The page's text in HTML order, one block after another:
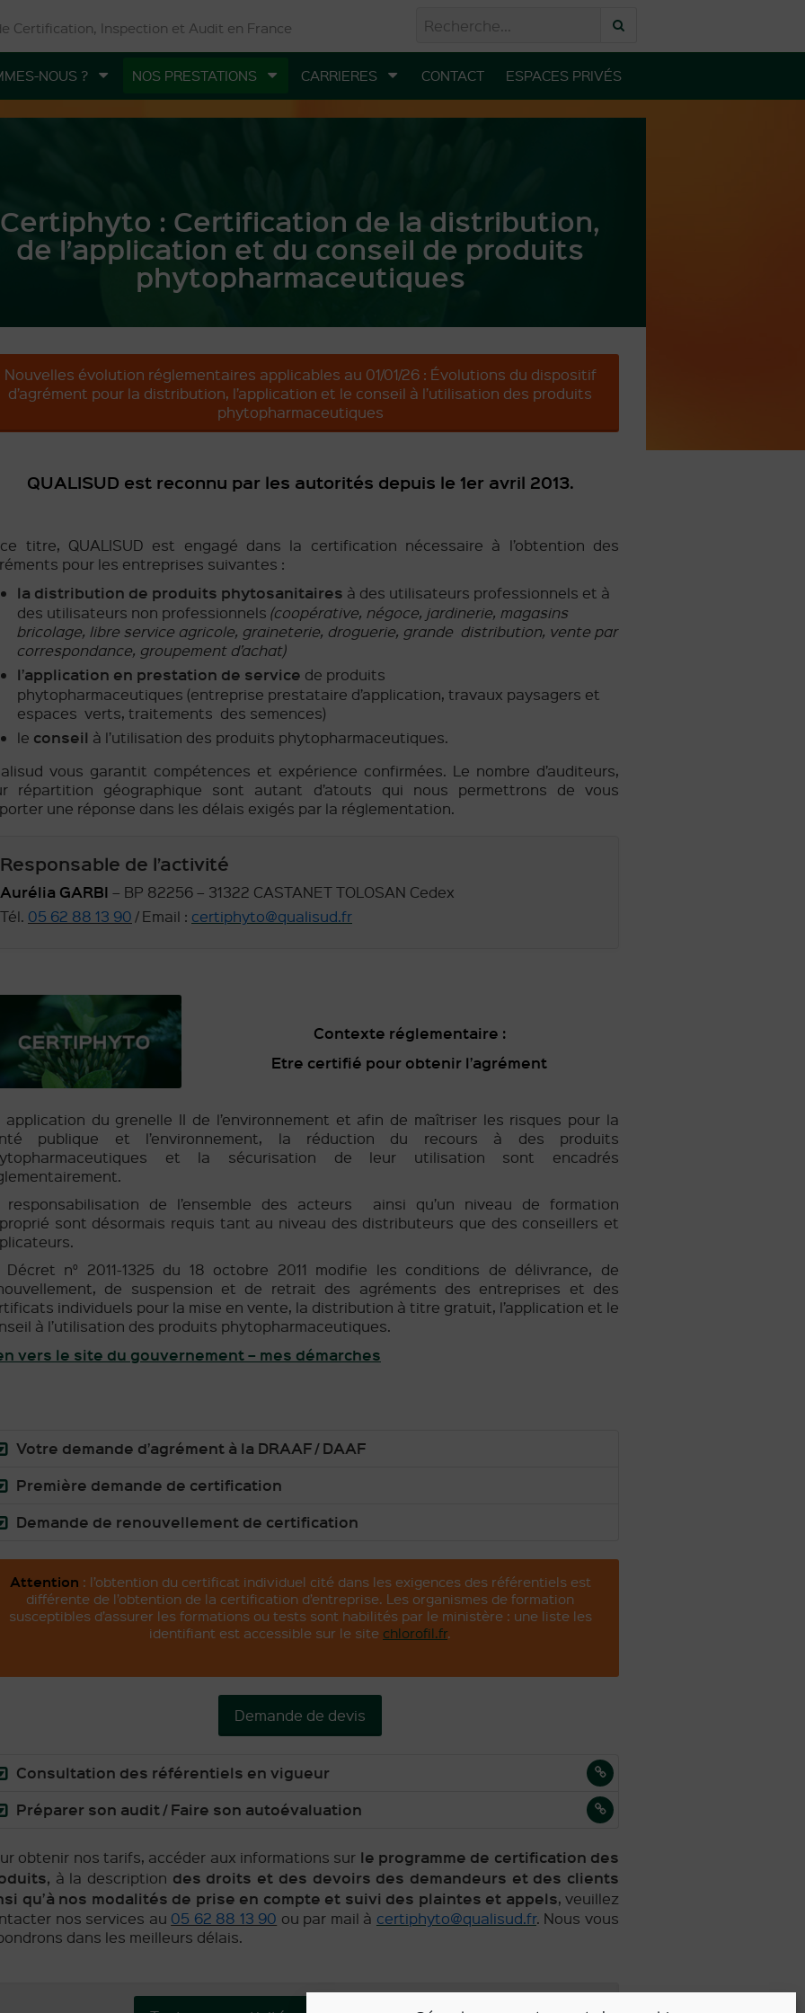
Certification, Inspection et Audit en France
NOUS ? NOS PRESTATIONS CARRIERES CONTACT ESPACES PRIVÉS
Certiphyto : Certification de la distribution,
de l’application et du conseil de produits
phytopharmaceutiques
Nouvelles évolution réglementaires applicables au 01/01/26 : Évolutions du dispositif
d’agrément pour la distribution, l’application et le conseil à l’utilisation des produits
phytopharmaceutiques
QUALISUD est reconnu par les autorités depuis le 1er avril 2013.
titre, QUALISUD est engagé dans la certification nécessaire à l’obtention des
pour les entreprises suivantes :
la distribution de produits phytosanitaires à des utilisateurs professionnels et à
des utilisateurs non professionnels (coopérative, négoce, jardinerie, magasins
bricolage, libre service agricole, graineterie, droguerie, grande distribution, vente par
correspondance, groupement d’achat)
l’application en prestation de service de produits
phytopharmaceutiques (entreprise prestataire d’application, travaux paysagers et
espaces verts, traitements des semences)
le conseil à l’utilisation des produits phytopharmaceutiques.
vous garantit compétences et expérience confirmées. Le nombre d’auditeurs,
répartition géographique sont autant d’atouts qui nous permettrons de vous
une réponse dans les délais exigés par la réglementation.
Responsable de l’activité
Aurélia GARBI – BP 82256 – 31322 CASTANET TOLOSAN Cedex
Tél. 05 62 88 13 90 / Email : certiphyto@qualisud.fr
Contexte réglementaire :
Etre certifié pour obtenir l’agrément
application du grenelle II de l’environnement et afin de maîtriser les risques pour la
publique et l’environnement, la réduction du recours à des produits
et la sécurisation de leur utilisation sont encadrés
responsabilisation de l’ensemble des acteurs ainsi qu’un niveau de formation
sont désormais requis tant au niveau des distributeurs que des conseillers et
Décret n° 2011-1325 du 18 octobre 2011 modifie les conditions de délivrance, de
de suspension et de retrait des agréments des entreprises et des
individuels pour la mise en vente, la distribution à titre gratuit, l’application et le
à l’utilisation des produits phytopharmaceutiques.
vers le site du gouvernement – mes démarches
Votre demande d’agrément à la DRAAF / DAAF
Première demande de certification
Demande de renouvellement de certification
Attention : l’obtention du certificat individuel cité dans les exigences des référentiels est
différente de l’obtention de la certification d’entreprise. Les organismes de formation
susceptibles d’assurer les formations ou tests sont habilités par le ministère : une liste les
identifiant est accessible sur le site chlorofil.fr.
Demande de devis
Consultation des référentiels en vigueur
Préparer son audit / Faire son autoévaluation
obtenir nos tarifs, accéder aux informations sur le programme de certification des
à la description des droits et des devoirs des demandeurs et des clients
qu’à nos modalités de prise en compte et suivi des plaintes et appels, veuillez
nos services au 05 62 88 13 90 ou par mail à certiphyto@qualisud.fr. Nous vous
dans les meilleurs délais.